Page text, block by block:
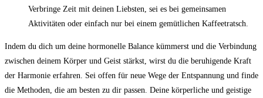
Verbringe Zeit mit deinen Liebsten, sei es bei gemeinsamen
Aktivitäten oder einfach nur bei einem gemütlichen Kaffeetratsch.
Indem du dich um deine hormonelle Balance kümmerst und die Verbindung
zwischen deinem Körper und Geist stärkst, wirst du die beruhigende Kraft
der Harmonie erfahren. Sei offen für neue Wege der Entspannung und finde
die Methoden, die am besten zu dir passen. Deine körperliche und geistige